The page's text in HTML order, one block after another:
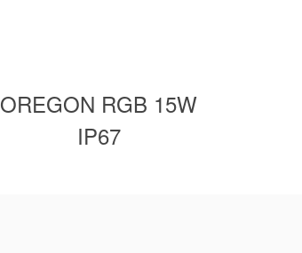
OREGON RGB 15W
IP67